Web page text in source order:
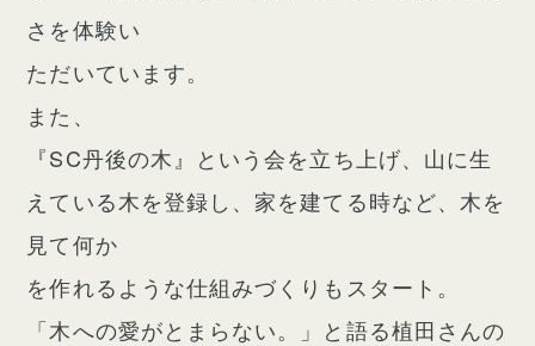
さを体験い
ただいています。
また、
『SC丹後の木』という会を立ち上げ、山に生
えている木を登録し、家を建てる時など、木を
見て何か
を作れるような仕組みづくりもスタート。
「木への愛がとまらない。」と語る植田さんの